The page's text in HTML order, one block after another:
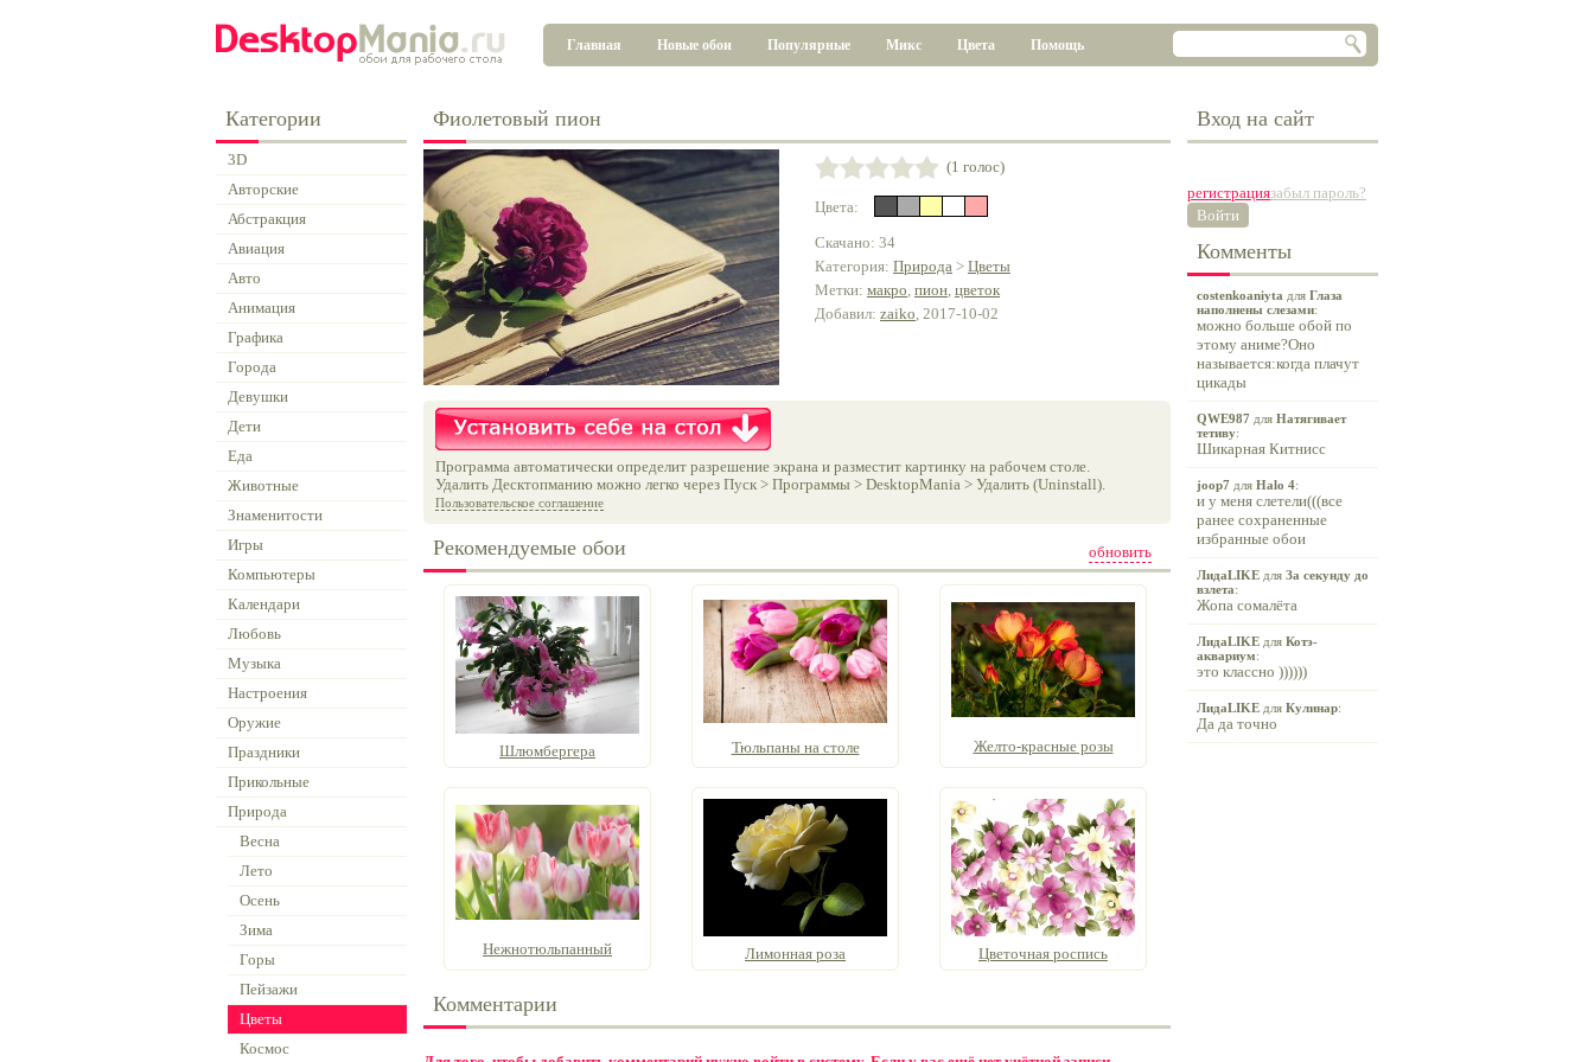
Главная Новые обои Популярные Микс Цвета Помощь
Категории
3D
Авторские
Абстракция
Авиация
Авто
Анимация
Графика
Города
Девушки
Дети
Еда
Животные
Знаменитости
Игры
Компьютеры
Календари
Любовь
Музыка
Настроения
Оружие
Праздники
Прикольные
Природа
Весна
Лето
Осень
Зима
Горы
Пейзажи
Цветы
Космос
Фиолетовый пион
(1 голос)
Цвета:
Скачано: 34
Категория: Природа > Цветы
Метки: макро, пион, цветок
Добавил: zaiko, 2017-10-02
Программа автоматически определит разрешение экрана и разместит картинку на рабочем столе.
Удалить Десктопманию можно легко через Пуск > Программы > DesktopMania > Удалить (Uninstall).
Пользовательское соглашение
обновить
Рекомендуемые обои
Шлюмбергера Тюльпаны на столе Желто-красные розы
Нежнотюльпанный Лимонная роза Цветочная роспись
Комментарии
Вход на сайт
регистрациязабыл пароль?
Войти
Комменты
costenkoaniyta для Глаза
наполнены слезами:
можно больше обой по
этому аниме?Оно
называется:когда плачут
цикады
QWE987 для Натягивает
тетиву:
Шикарная Китнисс
joop7 для Halo 4:
и у меня слетели(((все
ранее сохраненные
избранные обои
ЛидаLIKE для За секунду до
взлета:
Жопа сомалёта
ЛидаLIKE для Котэ-
аквариум:
это классно ))))))
ЛидаLIKE для Кулинар:
Да да точно